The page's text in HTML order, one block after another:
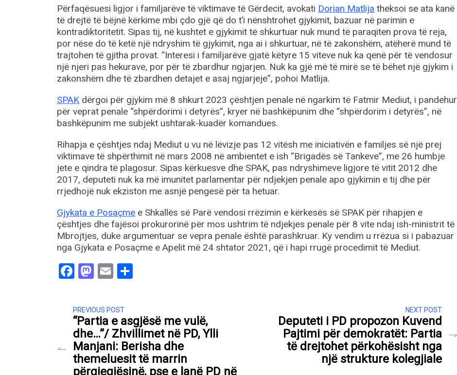
Përfaqësuesi ligjor i familjarëve të viktimave të Gërdecit, avokati Dorian Matlija theksoi se ata kanë
të drejtë të bëjnë kërkime mbi çdo gjë që do t’i nënshtrohet gjykimit, bazuar në parimin e
kontradiktoritetit. Sipas tij, në kushtet e gjykimit të shkurtuar nuk mund të paraqiten prova të reja,
por nëse do të ketë një ndryshim të gjykimit, nga ai i shkurtuar, në të zakonshëm, atëherë mund të
trajtohen të gjitha provat. “Interesi i familjarëve gjatë këtyre 15 viteve nuk ka qenë për të vendosur
një njeri pas hekurave, por për të zbardhur ngjarjen. Nuk ka gjë më të mirë se të bëhet një gjykim i
zakonshëm dhe të zbardhen detajet e asaj ngjarjeje”, pohoi Matlija.
SPAK dërgoi për gjykim më 8 shkurt 2023 çështjen penale në ngarkim të Fatmir Mediut, i pandehur
për veprat penale “shpërdorimi i detyrës”, kryer në bashkëpunim dhe “shpërdorim i detyrës”, në
bashkëpunim me subjekt ushtarak-kuadër komandues.
Rihapja e çështjes ndaj Mediut u vu në lëvizje pas 12 vitësh me iniciativën e familjes së një prej
viktimave të shpërthimit në mars 2008 në ambientet e ish “Brigadës së Tankeve”, me 26 humbje
jete e qindra të plagosur. Sipas kërkuesve dhe SPAK, pas ndryshimeve ligjore të vitit 2012 dhe
2017, deputeti nuk ka më imunitet parlamentar për ndjekjen penale apo gjykimin e tij dhe për
rrjedhojë nuk ekziston me asnjë pengesë për ta hetuar.
Gjykata e Posaçme e Shkallës së Parë vendosi rrëzimin e kërkesës së SPAK për rihapjen e
çështjes dhe fajësoi prokurorinë për mos ushtrim të ndjekjes penale për 8 vite ndaj ish-ministrit të
Mbrojtjes, duke argumentuar se vepra penale është parashkruar. Ky vendim u rrëzua si i pabazuar
nga Gjykata e Posaçme e Apelit më 24 shtator 2021, që i hapi rrugë procedimit të Mediut.
Facebook
Mastodon
Email
PREVIOUS POST
“Partia e asgjësë me vulë,
dhe…”/ Zhvillimet në PD, Ylli
Manjani: Berisha dhe
themeluesit të marrin
përgjegjësinë, pse e lanë PD në
NEXT POST
Deputeti i PD propozon Kuvend
Pajtimi për demokratët: Partia
të drejtohet përkohësisht nga
një strukture kolegjiale